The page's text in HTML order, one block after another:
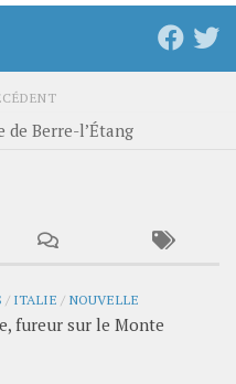
de Berre-l’Étang
/ ITALIE / NOUVELLE
fureur sur le Monte